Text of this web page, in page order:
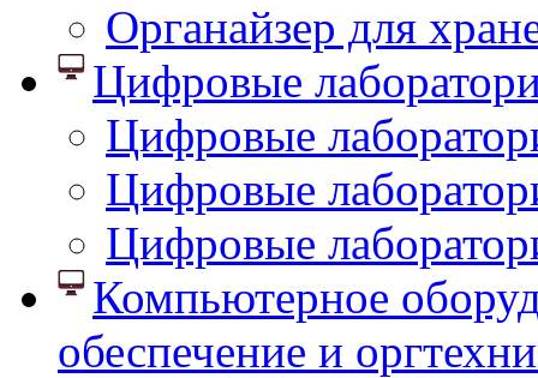
Органайзер для
Цифровые
Цифровые
Цифровые
Цифровые
Компьютерное
обеспечение и